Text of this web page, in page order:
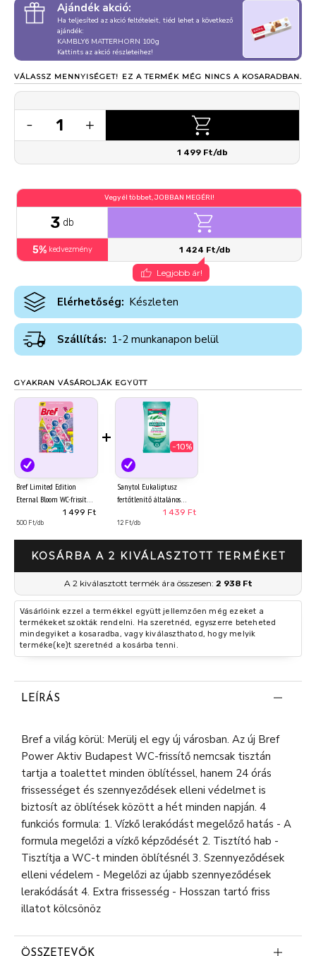
Ajándék akció:
Ha teljesíted az akció feltételeit, tiéd lehet a következő
ajándék:
KAMBLY6 MATTERHORN 100g
Kattints az akció részleteihez!
VÁLASSZ MENNYISÉGET! EZ A TERMÉK MÉG NINCS A KOSARADBAN.
- 1 +
1 499 Ft/db
Vegyél többet, JOBBAN MEGÉRI!
3 db
5% kedvezmény 1 424 Ft/db
Legjobb ár!
Elérhetőség: Készleten
Szállítás: 1-2 munkanapon belül
GYAKRAN VÁSÁROLJÁK EGYÜTT
Bref Limited Edition
Eternal Bloom WC-frissítő
1 499 Ft
500 Ft/db
+
-10%
Sanytol Eukaliptusz
fertőtlenítő általános
törlőkendő 120 db1 439 Ft
12 Ft/db
KOSÁRBA A 2 KIVÁLASZTOTT TERMÉKET
A 2 kiválasztott termék ára összesen: 2 938 Ft
Vásárlóink ezzel a termékkel együtt jellemzően még ezeket a
termékeket szokták rendelni. Ha szeretnéd, egyszerre beteheted
mindegyiket a kosaradba, vagy kiválaszthatod, hogy melyik
terméke(ke)t szeretnéd a kosárba tenni.
LEÍRÁS
Bref a világ körül: Merülj el egy új városban. Az új Bref
Power Aktiv Budapest WC-frissítő nemcsak tisztán
tartja a toalettet minden öblítéssel, hanem 24 órás
frissességet és szennyeződések elleni védelmet is
biztosít az öblítések között a hét minden napján. 4
funkciós formula: 1. Vízkő lerakódást megelőző hatás - A
formula megelőzi a vízkő képződését 2. Tisztító hab -
Tisztítja a WC-t minden öblítésnél 3. Szennyeződések
elleni védelem - Megelőzi az újabb szennyeződések
lerakódását 4. Extra frissesség - Hosszan tartó friss
illatot kölcsönöz
ÖSSZETEVŐK